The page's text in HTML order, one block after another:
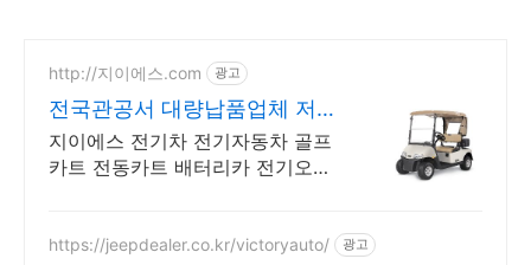
http://지이에스.com 광고
전국관공서 대량납품업체 저속
운반차제작a/s
지이에스 전기차 전기자동차 골프
카트 전동카트 배터리카 전기오토
https://jeepdealer.co.kr/victoryauto/ 광고